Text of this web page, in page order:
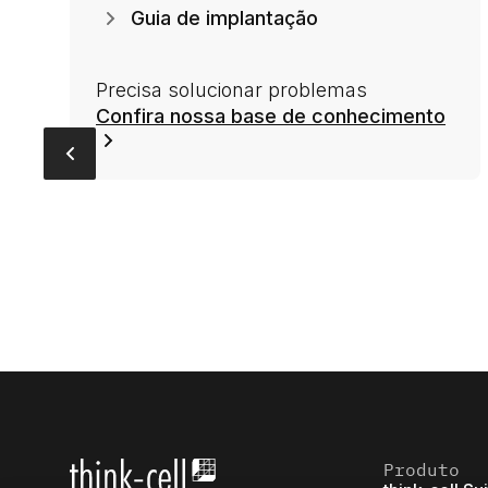
Guia de implantação
Precisa solucionar problemas
Confira nossa base de conhecimento
Produto